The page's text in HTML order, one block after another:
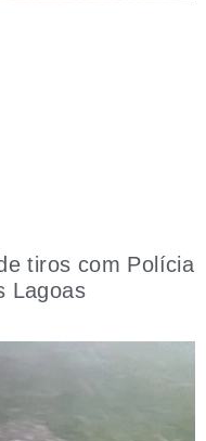
tiros com Polícia
Lagoas